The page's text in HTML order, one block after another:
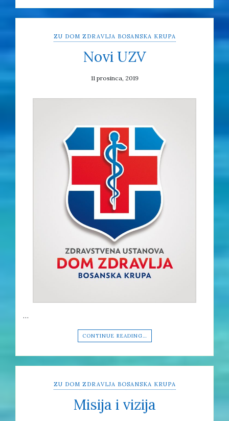
ZU DOM ZDRAVLJA BOSANSKA KRUPA
Novi UZV
11 prosinca, 2019
…
CONTINUE READING…
ZU DOM ZDRAVLJA BOSANSKA KRUPA
Misija i vizija